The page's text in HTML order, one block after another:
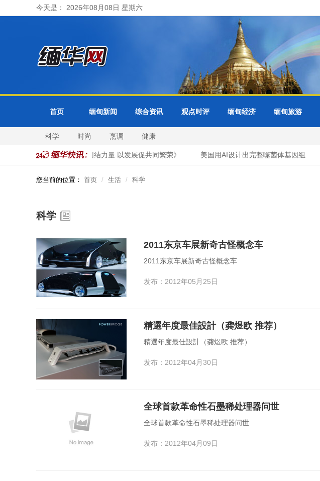
今天是： 2026年08月08日 星期六
首页 缅甸新闻 综合资讯 观点时评 缅甸经济 缅甸旅游
科学 时尚 烹调 健康
表署名文章《以法治凝团结力量 以发展促共同繁荣》 美国用AI设计出完整噬菌体基因组
您当前的位置： 首页 生活 科学
科学
2011东京车展新奇古怪概念车
2011东京车展新奇古怪概念车
发布：2012年05月25日
精選年度最佳設計（龚煜欧 推荐）
精選年度最佳設計（龚煜欧 推荐）
发布：2012年04月30日
全球首款革命性石墨稀处理器问世
全球首款革命性石墨稀处理器问世
发布：2012年04月09日